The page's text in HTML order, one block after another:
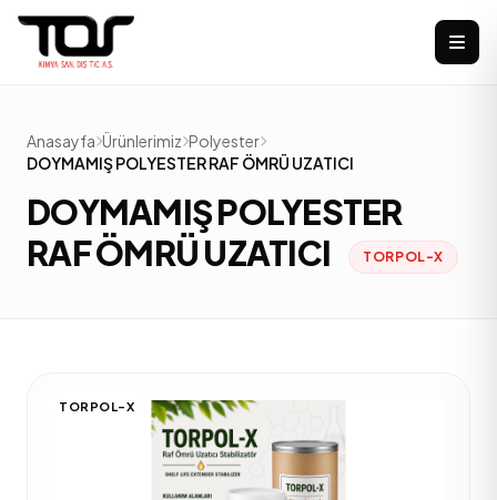
Anasayfa Ürünlerimiz Polyester
DOYMAMIŞ POLYESTER RAF ÖMRÜ UZATICI
DOYMAMIŞ POLYESTER
RAF ÖMRÜ UZATICI
TORPOL-X
TORPOL-X